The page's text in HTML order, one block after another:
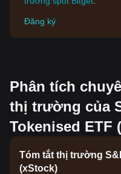
Đăng ký
Phân tích
thị trường của
Tokenised ETF
Tóm tắt thị trường
(xStock)